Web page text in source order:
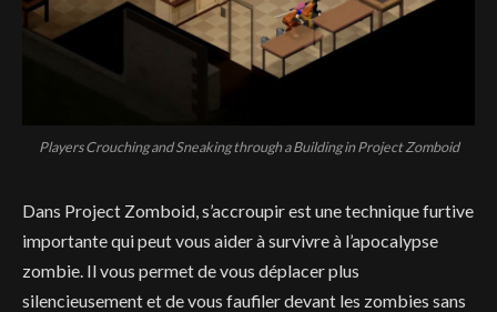
Players Crouching and Sneaking through a Building in Project Zomboid
Dans Project Zomboid, s’accroupir est une technique furtive
importante qui peut vous aider à survivre à l’apocalypse
zombie. Il vous permet de vous déplacer plus
silencieusement et de vous faufiler devant les zombies sans